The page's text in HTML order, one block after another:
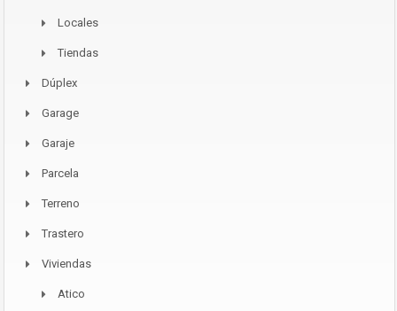
Locales
Tiendas
Dúplex
Garage
Garaje
Parcela
Terreno
Trastero
Viviendas
Atico